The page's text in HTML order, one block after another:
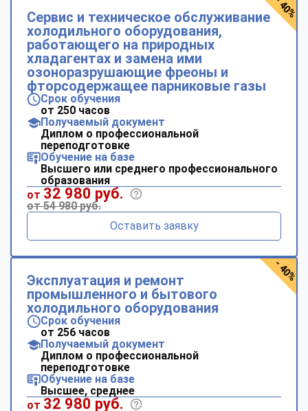
Сервис и техническое обслуживание
холодильного оборудования,
работающего на природных
хладагентах и замена ими
озоноразрушающие фреоны и
фторсодержащее парниковые газы
Срок обучения
от 250 часов
Получаемый документ
Диплом о профессиональной
переподготовке
Обучение на базе
Высшего или среднего профессионального
образования
от 32 980 руб.
от 54 980 руб.
Оставить заявку
- 40%
Эксплуатация и ремонт
промышленного и бытового
холодильного оборудования
Срок обучения
от 256 часов
Получаемый документ
Диплом о профессиональной
переподготовке
Обучение на базе
Высшее, среднее
от 32 980 руб.
- 40%